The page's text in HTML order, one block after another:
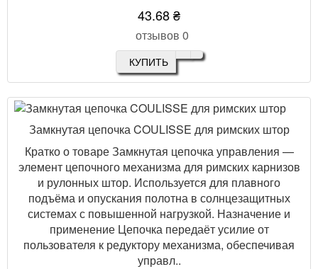
43.68 ₴
отзывов 0
КУПИТЬ
Замкнутая цепочка COULISSE для римских штор
Кратко о товаре Замкнутая цепочка управления —
элемент цепочного механизма для римских карнизов
и рулонных штор. Используется для плавного
подъёма и опускания полотна в солнцезащитных
системах с повышенной нагрузкой. Назначение и
применение Цепочка передаёт усилие от
пользователя к редуктору механизма, обеспечивая
управл..